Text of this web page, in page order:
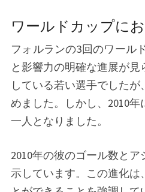
ワールドカップに
フォルランの3回のワール
と影響力の明確な進展が
している若い選手でした
めました。しかし、2010
一人となりました。
2010年の彼のゴール数と
示しています。この進化